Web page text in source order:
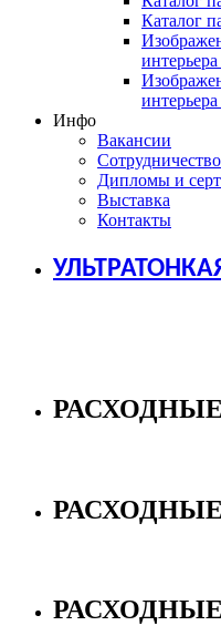
Каталог
интерьера
интерьера
Инфо
Вакансии
Сотрудничество
Дипломы и
Выставка
Контакты